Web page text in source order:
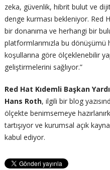
zeka, güvenlik, hibrit bulut ve
denge kurması bekleniyor. Red
bir donanıma ve herhangi bir
platformlarımızla bu dönüşümü
koşullarına göre ölçeklenebilir
geliştirmelerini sağlıyor.”
Red Hat Kıdemli Başkan
Hans Roth, ilgili bir blog
ölçekte benimsemeye
tartışıyor ve kurumsal açık
kabul ediyor.